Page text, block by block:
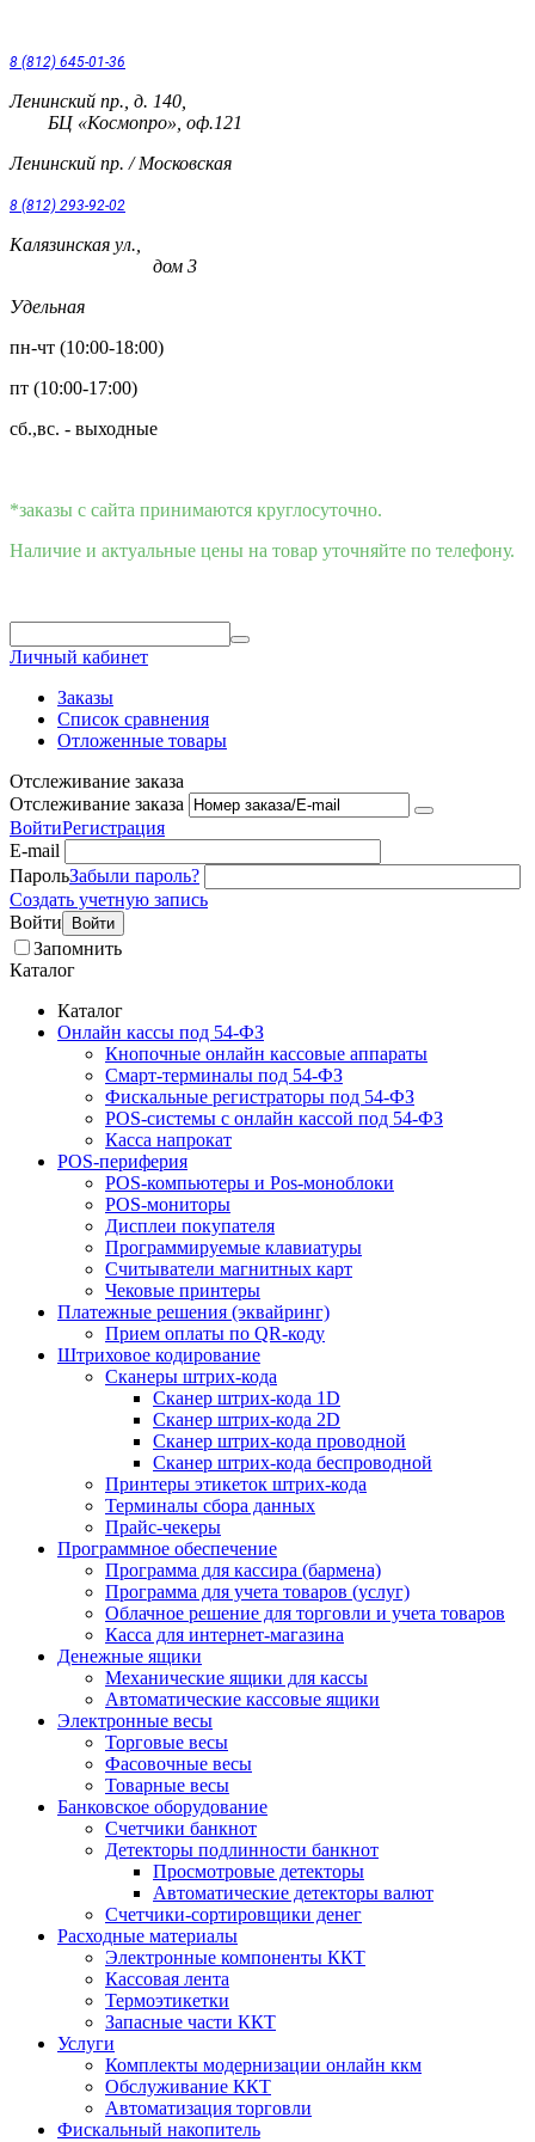
8 (812) 645-01-36
Ленинский пр., д. 140,
БЦ «Космопро», оф.121
Ленинский пр. / Московская
8 (812) 293-92-02
Калязинская ул.,
дом 3
Удельная
пн-чт (10:00-18:00)
пт (10:00-17:00)
сб.,вс. - выходные
*заказы с сайта принимаются круглосуточно.
Наличие и актуальные цены на товар уточняйте по телефону.
Личный кабинет
Заказы
Список сравнения
Отложенные товары
Отслеживание заказа
Отслеживание заказа
ВойтиРегистрация
E-mail
ПарольЗабыли пароль?
Создать учетную запись
Войти
Войти
Запомнить
Каталог
Каталог
Онлайн кассы под 54-ФЗ
Кнопочные онлайн кассовые аппараты
Смарт-терминалы под 54-ФЗ
Фискальные регистраторы под 54-ФЗ
POS-системы с онлайн кассой под 54-ФЗ
Касса напрокат
POS-периферия
POS-компьютеры и Pos-моноблоки
POS-мониторы
Дисплеи покупателя
Программируемые клавиатуры
Считыватели магнитных карт
Чековые принтеры
Платежные решения (эквайринг)
Прием оплаты по QR-коду
Штриховое кодирование
Сканеры штрих-кода
Сканер штрих-кода 1D
Сканер штрих-кода 2D
Сканер штрих-кода проводной
Сканер штрих-кода беспроводной
Принтеры этикеток штрих-кода
Терминалы сбора данных
Прайс-чекеры
Программное обеспечение
Программа для кассира (бармена)
Программа для учета товаров (услуг)
Облачное решение для торговли и учета товаров
Касса для интернет-магазина
Денежные ящики
Механические ящики для кассы
Автоматические кассовые ящики
Электронные весы
Торговые весы
Фасовочные весы
Товарные весы
Банковское оборудование
Счетчики банкнот
Детекторы подлинности банкнот
Просмотровые детекторы
Автоматические детекторы валют
Счетчики-сортировщики денег
Расходные материалы
Электронные компоненты ККТ
Кассовая лента
Термоэтикетки
Запасные части ККТ
Услуги
Комплекты модернизации онлайн ккм
Обслуживание ККТ
Автоматизация торговли
Фискальный накопитель